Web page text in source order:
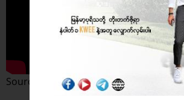
Source : Sia